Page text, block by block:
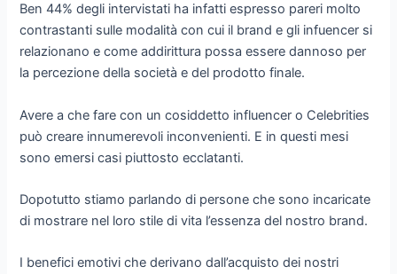
Ben 44% degli intervistati ha infatti espresso pareri molto
contrastanti sulle modalità con cui il brand e gli infuencer si
relazionano e come addirittura possa essere dannoso per
la percezione della società e del prodotto finale.
Avere a che fare con un cosiddetto influencer o Celebrities
può creare innumerevoli inconvenienti. E in questi mesi
sono emersi casi piuttosto ecclatanti.
Dopotutto stiamo parlando di persone che sono incaricate
di mostrare nel loro stile di vita l’essenza del nostro brand.
I benefici emotivi che derivano dall’acquisto dei nostri